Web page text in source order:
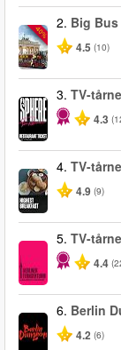
-40%
2. Big
4.5 (10)
3. TV-
4.3
4. TV-
4.9 (9)
5. TV-
4.4
6. Berlin
4.2 (6)